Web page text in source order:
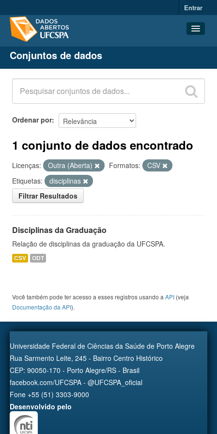
Entrar
Conjuntos de dados
Organizações
Grupos
Sobre
Conjuntos de dados
Ordenar por
1 conjunto de dados encontrado
Licenças: Outra (Aberta) Formatos:
CSV
Etiquetas:
disciplinas
Filtrar Resultados
Disciplinas da Graduação
Relação de disciplinas da graduação da UFCSPA.
CSV ODT
Você também pode ter acesso a esses registros usando a API (veja
Documentação da API).
Universidade Federal de Ciências da Saúde de Porto Alegre
Rua Sarmento Leite, 245 - Bairro Centro Histórico
CEP: 90050-170 - Porto Alegre/RS - Brasil
facebook.com/UFCSPA - @UFCSPA_oficial
Fone +55 (51) 3303-9000
Desenvolvido pelo